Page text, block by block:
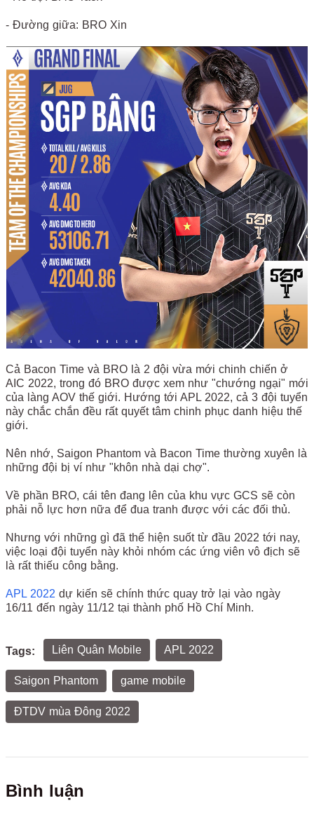
- Đường giữa: BRO Xin
Cả Bacon Time và BRO là 2 đội vừa mới chinh chiến ở
AIC 2022, trong đó BRO được xem như "chướng ngại" mới
của làng AOV thế giới. Hướng tới APL 2022, cả 3 đội tuyển
này chắc chắn đều rất quyết tâm chinh phục danh hiệu thế
giới.
Nên nhớ, Saigon Phantom và Bacon Time thường xuyên là
những đội bị ví như "khôn nhà dại chợ".
Về phần BRO, cái tên đang lên của khu vực GCS sẽ còn
phải nỗ lực hơn nữa để đua tranh được với các đối thủ.
Nhưng với những gì đã thể hiện suốt từ đầu 2022 tới nay,
việc loại đội tuyển này khỏi nhóm các ứng viên vô địch sẽ
là rất thiếu công bằng.
APL 2022 dự kiến sẽ chính thức quay trở lại vào ngày
16/11 đến ngày 11/12 tại thành phố Hồ Chí Minh.
Tags: Liên Quân Mobile APL 2022
Saigon Phantom game mobile
ĐTDV mùa Đông 2022
Bình luận